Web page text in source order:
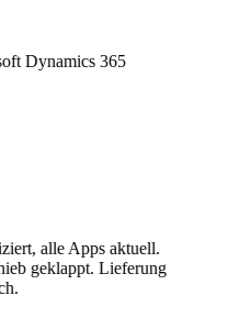
Dynamics 365
alle Apps aktuell.
geklappt. Lieferung